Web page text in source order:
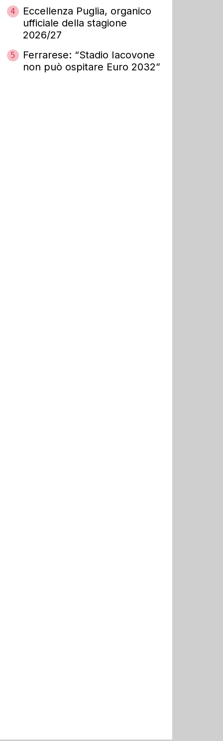
4
Eccellenza Puglia, organico
ufficiale della stagione
2026/27
5
Ferrarese: “Stadio Iacovone
non può ospitare Euro 2032”